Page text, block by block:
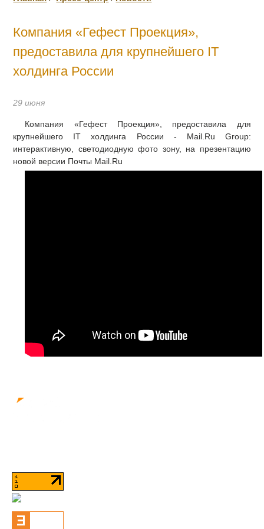
Компания «Гефест Проекция»,
предоставила для крупнейшего IT
холдинга России
29 июня
Компания «Гефест Проекция», предоставила для
крупнейшего IT холдинга России - Mail.Ru Group:
интерактивную, светодиодную фото зону, на презентацию
новой версии Почты Mail.Ru